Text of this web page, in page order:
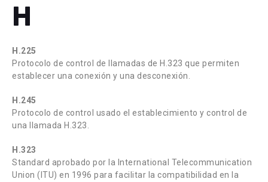
H
H.225
Protocolo de control de llamadas de H.323 que permiten
establecer una conexión y una desconexión.
H.245
Protocolo de control usado el establecimiento y control de
una llamada H.323.
H.323
Standard aprobado por la International Telecommunication
Union (ITU) en 1996 para facilitar la compatibilidad en la